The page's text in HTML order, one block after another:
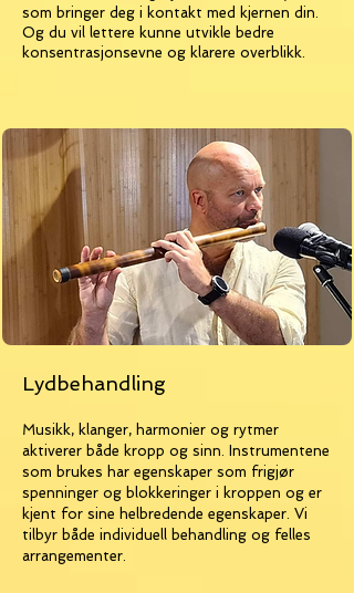
som bringer deg i kontakt med kjernen din.
Og du vil lettere kunne utvikle bedre
konsentrasjonsevne og klarere overblikk.
Lydbehandling
Musikk, klanger, harmonier og rytmer
aktiverer både kropp og sinn. Instrumentene
som brukes har egenskaper som frigjør
spenninger og blokkeringer i kroppen og er
kjent for sine helbredende egenskaper. Vi
tilbyr både individuell behandling og felles
arrangementer.